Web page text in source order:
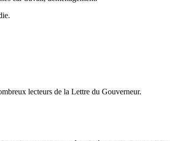
lecteurs de la Lettre du Gouverneur.